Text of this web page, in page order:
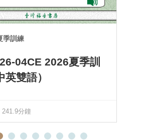
季訓練
04CE 2026夏季訓
英雙語）
241.9分鐘